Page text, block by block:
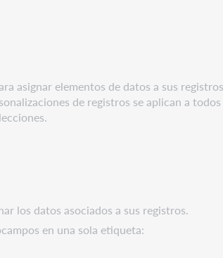
asignar elementos de datos a sus
de registros se aplican a
los datos asociados a sus registros.
en una sola etiqueta: